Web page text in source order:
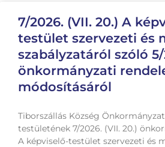
7/2026. (VII. 20.) A
testület szervezeti és
szabályzatáról szóló 5/
önkormányzati
módosításáról
Tiborszállás Község
testületének 7/2026. (VII. 20.)
A képviselő-testület szervezeti és